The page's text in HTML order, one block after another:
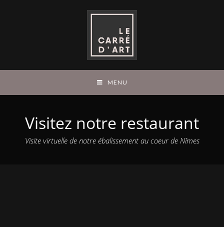
MENU
Visitez notre restaurant
Visite virtuelle de notre ébalissement au coeur de Nîmes